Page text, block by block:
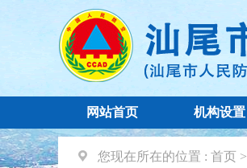
网站首页 机构设置
您现在所在的位置 : 首页 >